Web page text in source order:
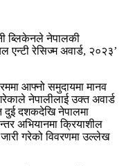
ब्लिकेनले नेपालकी
एन्टी रेसिज्म अवार्ड, २०२३’
आफ्नो समुदायमा मानव
नेपालीलाई उक्त अवार्ड
दुई दशकदेखि नेपालमा
अभियानमा क्रियाशील
गरेको विवरणमा उल्लेख